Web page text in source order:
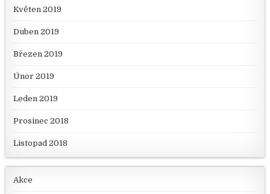
Květen 2019
Duben 2019
Březen 2019
Únor 2019
Leden 2019
Prosinec 2018
Listopad 2018
Akce